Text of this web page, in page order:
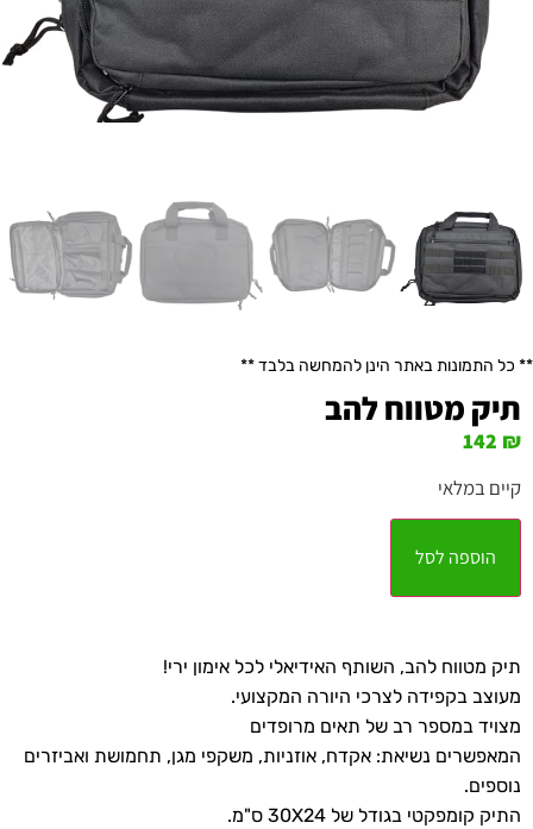
תיק מטווח להב
142 ₪
קיים במלאי
הוספה לסל
תיק מטווח להב, השותף האידיאלי לכל אימון ירי!
מעוצב בקפידה לצרכי היורה המקצועי.
מצויד במספר רב של תאים מרופדים
המאפשרים נשיאת: אקדח, אוזניות, משקפי מגן, תחמושת ואביזרים
נוספים.
התיק קומפקטי בגודל של 30X24 ס"מ.
** כל התמונות באתר הינן להמחשה בלבד **